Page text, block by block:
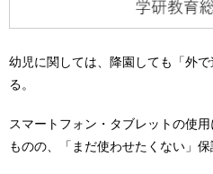
幼児に関しては、降園しても「外
る。
スマートフォン・タブレットの使
ものの、「まだ使わせたくない」保